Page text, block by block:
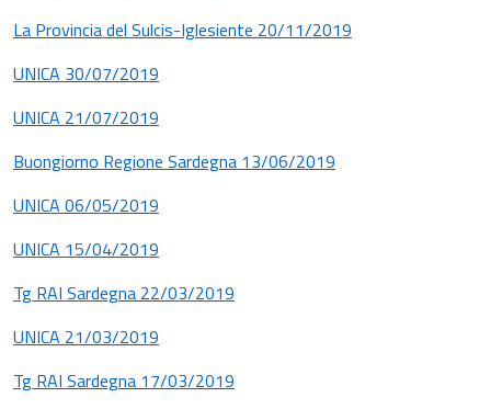
La Provincia del Sulcis-Iglesiente 20/11/2019
UNICA 30/07/2019
UNICA 21/07/2019
Buongiorno Regione Sardegna 13/06/2019
UNICA 06/05/2019
UNICA 15/04/2019
Tg RAI Sardegna 22/03/2019
UNICA 21/03/2019
Tg RAI Sardegna 17/03/2019